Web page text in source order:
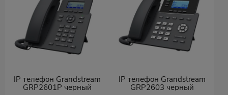
IP телефон Grandstream
GRP2601P черный
IP телефон Grandstream
GRP2603 черный